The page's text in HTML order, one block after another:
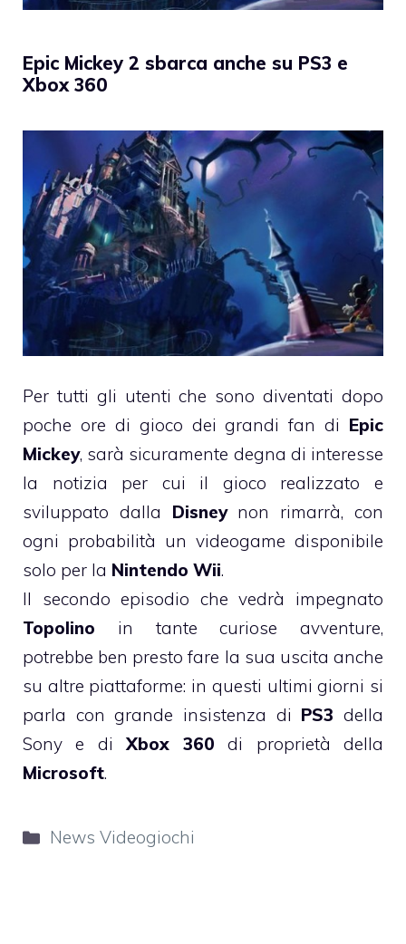
Epic Mickey 2 sbarca anche su PS3 e
Xbox 360
Per tutti gli utenti che sono diventati dopo
poche ore di gioco dei grandi fan di Epic
Mickey, sarà sicuramente degna di interesse
la notizia per cui il gioco realizzato e
sviluppato dalla Disneynon rimarrà, con
ogni probabilità un videogame disponibile
solo per la Nintendo Wii.
Il secondo episodio che vedrà impegnato
Topolino in tante curiose avventure,
potrebbe ben presto fare la sua uscita anche
su altre piattaforme: in questi ultimi giorni si
parla con grande insistenza di PS3della
Sony e diXbox 360 di proprietà della
Microsoft.
Categorie
News Videogiochi